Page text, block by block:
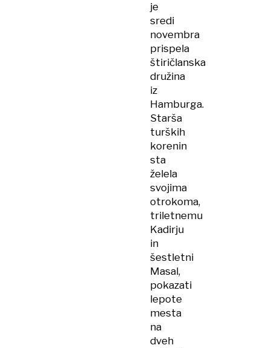
je
sredi
novembra
prispela
štiričlanska
družina
iz
Hamburga.
Starša
turških
korenin
sta
želela
svojima
otrokoma,
triletnemu
Kadirju
in
šestletni
Masal,
pokazati
lepote
mesta
na
dveh